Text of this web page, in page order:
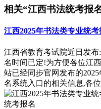
相关“江西书法统考报
江西2025年书法类专业统考
江西省教育考试院近日发
名时间已定!为方便各位江
站已经同步官网发布的
名系统入口的相关信息,各